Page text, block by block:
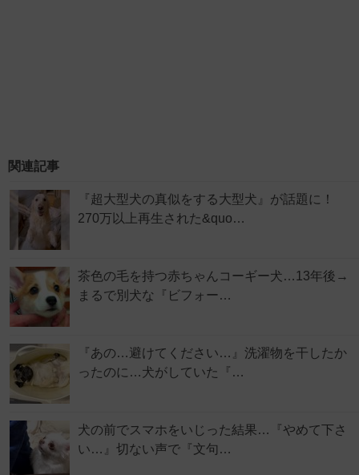
関連記事
『超大型犬の真似をする大型犬』が話題に！
270万以上再生された&quo…
茶色の毛を持つ赤ちゃんコーギー犬…13年後→
まるで別犬な『ビフォー…
『あの…避けてください…』洗濯物を干したか
ったのに…犬がしていた『…
犬の前でスマホをいじった結果…『やめて下さ
い…』切ない声で『文句…